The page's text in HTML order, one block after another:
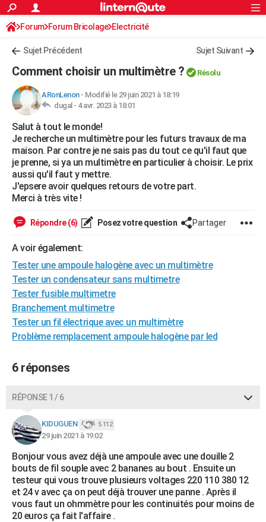
ACTUALITÉS
Politique
Société
Faits Divers
Education
Monde
Villes
+
FINANCE
Retraite
Impôts
Epargne
Immobilier
Risques naturels par ville
Banque
Assurance
Crédit
AUTO
Essais
Réserver un essai
Citadines
Berlines
SUV
Forum auto
+HIGH-TECH
Mobiles
Meilleur smartphone
Internet
Ordinateurs
Jeux vidéo
Guide high-tech
+BRICOLAGE
Forum
Aménagement intérieur
Extérieur
Cuisine
Salle de bains
Jardinage
Rangement
WEEK-END
Art de vivre
Bien-être
Loisirs
Mode
Modes de vie
Alimentation
Guide de la santé
Maladies
Médicaments
Sommeil
Destinations
City break
Voyage nature
Voyage de noces
Forum
Climat
+PHOTO
GUIDES D'ACHAT
BONS PLANS
Carte de Noël
Carte Bonne année
Carte Saint-Valentin
Carte Pâques
Carte d'anniversaire
DICTIONNAIRE
Dictionnaire
Biographies
Citations
Expressions
Proverbes
PROGRAMME TV
COPAINS D'AVANT
S'inscrire
Se connecter
Lycées
Collèges
Primaires
Universités
Entreprises
Service militaire
Avis de recherche
FORUM
Bricolage
Lifestyle
Culture
Sport
Auto
Television
Voyage
Cinema
S'inscrire
Connexion
Forum Forum Bricolage Electricité
Sujet Précédent Sujet Suivant
Comment choisir un multimètre ? Résolu
ARonLenon- Modifié le 29 juin 2021 à 18:19
dugal - 4 avr. 2023 à 18:01
Salut à tout le monde!
Je recherche un multimètre pour les futurs travaux de ma
maison. Par contre je ne sais pas du tout ce qu'il faut que
je prenne, si ya un multimètre en particulier à choisir. Le prix
aussi qu'il faut y mettre.
J'epsere avoir quelques retours de votre part.
Merci à très vite !
Répondre (6) Posez votre question Partager
A voir également:
Tester une ampoule halogène avec un multimètre
Tester un condensateur sans multimetre
Tester fusible multimetre
Branchement multimetre
Tester un fil électrique avec un multimètre
Problème remplacement ampoule halogène par led
6 réponses
RÉPONSE 1 / 6
KIDUGUEN 5 112
29 juin 2021 à 19:02
Bonjour vous avez déjà une ampoule avec une douille 2
bouts de fil souple avec 2 bananes au bout . Ensuite un
testeur qui vous trouve plusieurs voltages 220 110 380 12
et 24 v avec ça on peut déjà trouver une panne . Après il
vous faut un ohmmètre pour les continuités pour moins de
20 euros ça fait l'affaire .